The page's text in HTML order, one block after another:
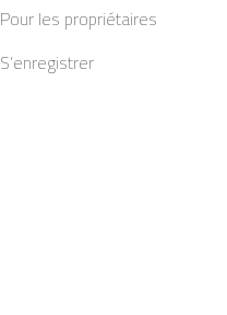
Pour les propriétaires
S’enregistrer